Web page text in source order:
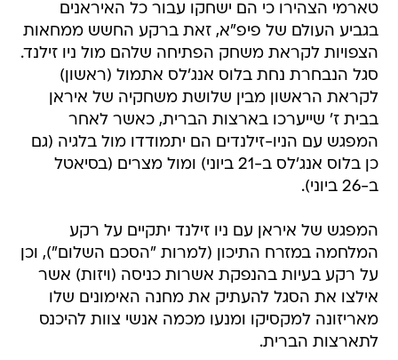
טארמי הצהירו כי הם ישחקו עבור כל האיראנים
בגביע העולם של פיפ"א, זאת ברקע החשש ממחאות
הצפויות לקראת משחק הפתיחה שלהם מול ניו זילנד.
סגל הנבחרת נחת בלוס אנג'לס אתמול (ראשון)
לקראת הראשון מבין שלושת משחקיה של איראן
בבית ז' שייערכו בארצות הברית, כאשר לאחר
המפגש עם הניו-זילנדים הם יתמודדו מול בלגיה (גם
כן בלוס אנג'לס ב-21 ביוני) ומול מצרים (בסיאטל
ב-26 ביוני).
המפגש של איראן עם ניו זילנד יתקיים על רקע
המלחמה במזרח התיכון (למרות "הסכם השלום"), וכן
על רקע בעיות בהנפקת אשרות כניסה (ויזות) אשר
אילצו את הסגל להעתיק את מחנה האימונים שלו
מאריזונה למקסיקו ומנעו מכמה אנשי צוות להיכנס
לתארצות הברית.